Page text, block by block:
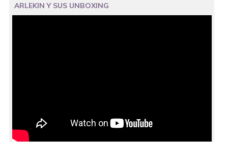
ARLEKIN Y SUS UNBOXING